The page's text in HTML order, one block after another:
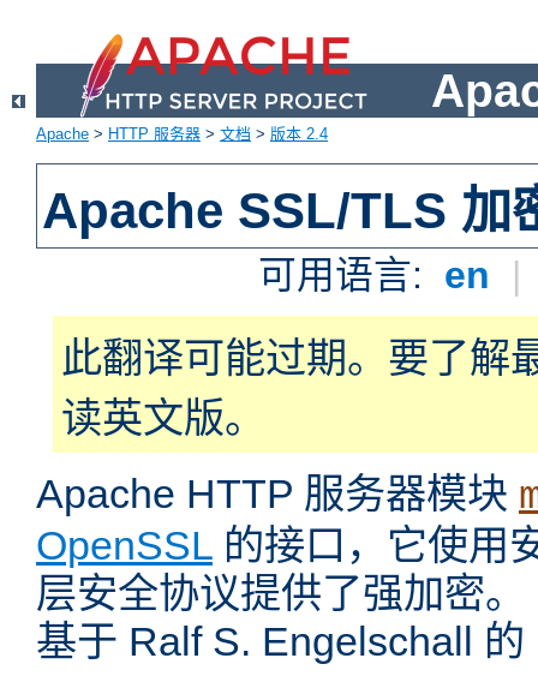
Apache > HTTP 服务器 > 文档 > 版本 2.4
Apache SSL/TLS 加
可用语言: en |
此翻译可能过期。要了解
读英文版。
Apache HTTP 服务器模块
OpenSSL 的接口，它使用
层安全协议提供了强加密
基于 Ralf S. Engelschall